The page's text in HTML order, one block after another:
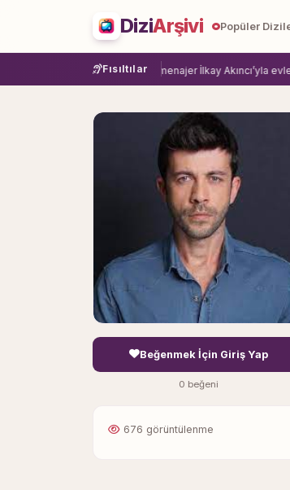
DiziArşivi Popüler
Fısıltılar
Damla Sönmez, menajer İlkay Akıncı’yla evlendi.
Beğenmek İçin Giriş Yap
0 beğeni
676 görüntülenme